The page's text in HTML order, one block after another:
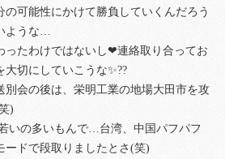
の可能性にかけて勝負していくんだろう
ような…
ったわけではないし❤連絡取り合ってお
切にしていこうな✨??
別会の後は、栄明工業の地場大田市を攻
)
いの多いもんで…台湾、中国パフパフ
ードで段取りましたとさ(笑)